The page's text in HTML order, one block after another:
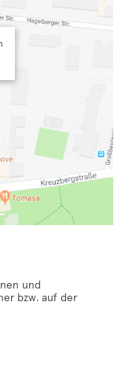
und
bzw. auf der